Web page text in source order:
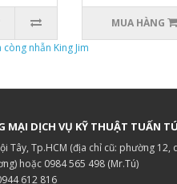
MUA HÀNG
còng nhẫn King Jim
MẠI DỊCH VỤ KỸ THUẬT TUẤN TÚ
Tây, Tp.HCM (địa chỉ cũ: phường 12,
hoặc 0984 565 498 (Mr.Tú)
612 816